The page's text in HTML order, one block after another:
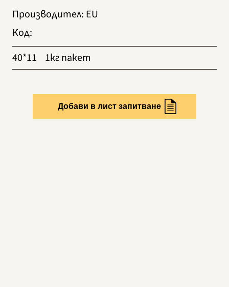
Производител: EU
Код:
40*11
1кг пакет
Добави в лист запитване